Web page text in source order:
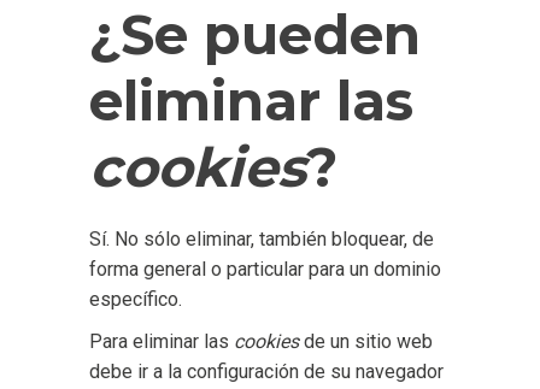
¿Se pueden
eliminar las
cookies?
Sí. No sólo eliminar, también bloquear, de
forma general o particular para un dominio
específico.
Para eliminar las cookiesde un sitio web
debe ir a la configuración de su navegador